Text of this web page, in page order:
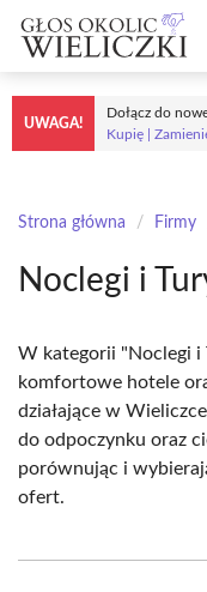
treści
UWAGA!
Dołącz do
Kupię |
Strona główna / Firmy
Noclegi i
W kategorii "Noclegi i
komfortowe hotele
działające w
do odpoczynku oraz
porównując i
ofert.